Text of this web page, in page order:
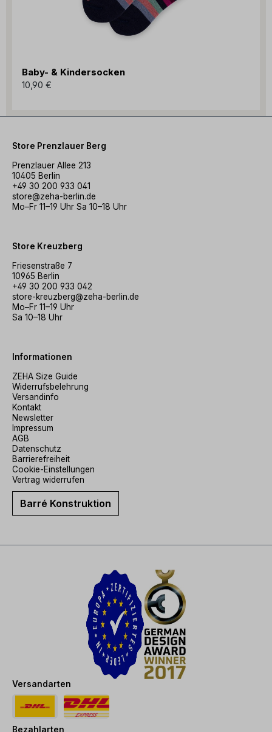
Baby- & Kindersocken
10,90 €
Store Prenzlauer Berg
Prenzlauer Allee 213
10405 Berlin
+49 30 200 933 041
store@zeha-berlin.de
Mo–Fr 11–19 Uhr Sa 10–18 Uhr
Store Kreuzberg
Friesenstraße 7
10965 Berlin
+49 30 200 933 042
store-kreuzberg@zeha-berlin.de
Mo–Fr 11–19 Uhr
Sa 10–18 Uhr
Informationen
ZEHA Size Guide
Widerrufsbelehrung
Versandinfo
Kontakt
Newsletter
Impressum
AGB
Datenschutz
Barrierefreiheit
Cookie-Einstellungen
Vertrag widerrufen
Barré Konstruktion
Versandarten
Bezahlarten